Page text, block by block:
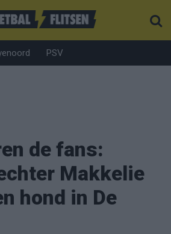
PSV
de fans:
Makkelie
hond in De